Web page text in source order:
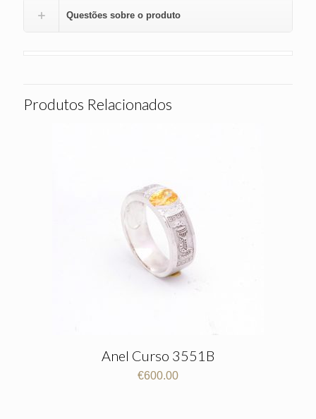
Questões sobre o produto
Produtos Relacionados
Anel Curso 3551B
€600.00